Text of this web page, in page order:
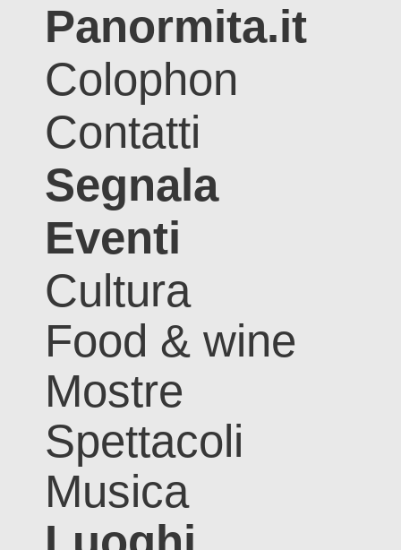
Panormita.it
Colophon
Contatti
Segnala
Eventi
Cultura
Food & wine
Mostre
Spettacoli
Musica